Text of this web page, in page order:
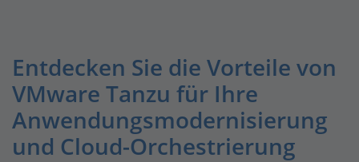
Entdecken Sie die Vorteile von
VMware Tanzu für Ihre
Anwendungsmodernisierung
und Cloud-Orchestrierung